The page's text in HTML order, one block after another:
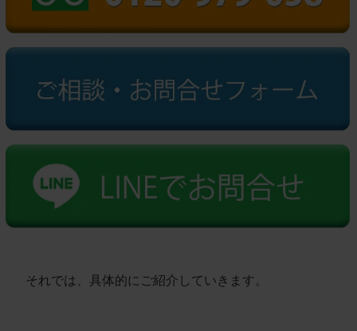
それでは、具体的にご紹介していきます。